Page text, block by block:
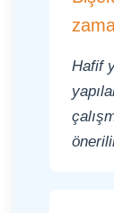
Hafif